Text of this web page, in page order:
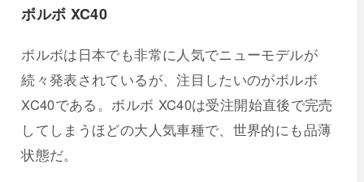
ボルボ XC40
ボルボは日本でも非常に人気でニューモデルが
続々発表されているが、注目したいのがボルボ
XC40である。ボルボ XC40は受注開始直後で完売
してしまうほどの大人気車種で、世界的にも品薄
状態だ。